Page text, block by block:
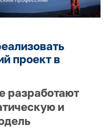
проект в
разработают
и